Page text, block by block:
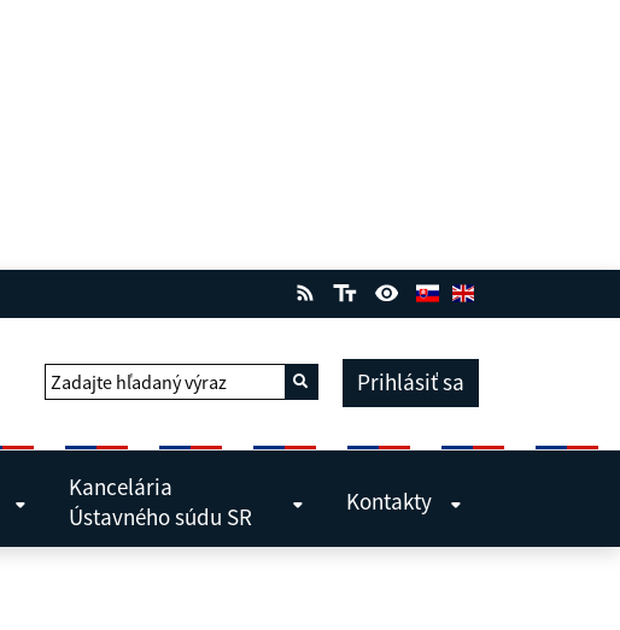
Zadajte hľadaný výraz Vyhľadať Prihlásiť sa
Kancelária
Ústavného súdu SR
Kontakty